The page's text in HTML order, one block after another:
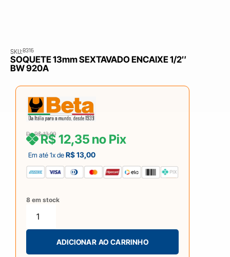
SKU:8316
SOQUETE 13mm SEXTAVADO ENCAIXE 1/2″
BW 920A
DeR$13,00
Em até 1x deR$13,00
R$12,35 no Pix
8 em stock
ADICIONAR AO CARRINHO